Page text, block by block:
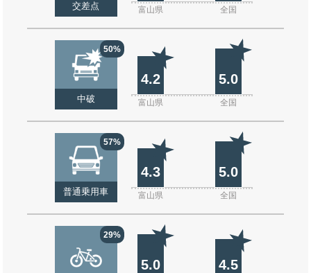
交差点 富山県 全国
50%
中破
4.2 5.0
富山県 全国
57%
普通乗用車
4.3 5.0
富山県 全国
29%
5.0 4.5